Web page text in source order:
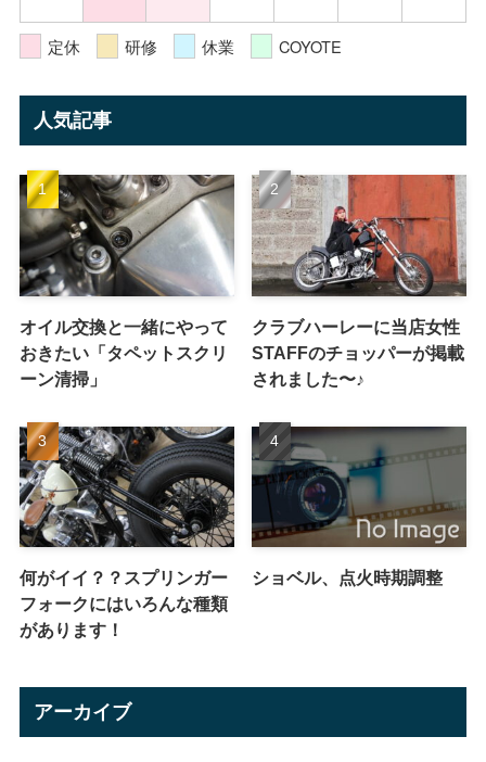
定休 研修 休業 COYOTE
人気記事
オイル交換と一緒にやって
おきたい「タペットスクリ
ーン清掃」
クラブハーレーに当店女性
STAFFのチョッパーが掲載
されました〜♪
何がイイ？？スプリンガー
フォークにはいろんな種類
があります！
ショベル、点火時期調整
アーカイブ